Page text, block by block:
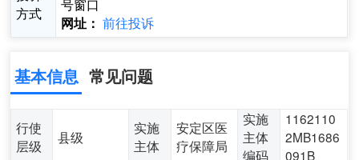
方式
号窗口
网址： 前往投诉
基本信息 常见问题
行使
层级
县级
实施
主体
安定区医
疗保障局
实施
主体
编码
1162110
2MB1686
091B